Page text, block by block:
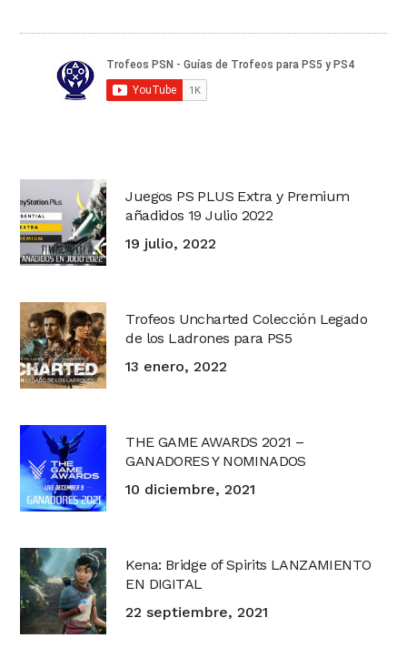
Juegos PS PLUS Extra y Premium
añadidos 19 Julio 2022
19 julio, 2022
Trofeos Uncharted Colección Legado
de los Ladrones para PS5
13 enero, 2022
THE GAME AWARDS 2021 –
GANADORES Y NOMINADOS
10 diciembre, 2021
Kena: Bridge of Spirits LANZAMIENTO
EN DIGITAL
22 septiembre, 2021